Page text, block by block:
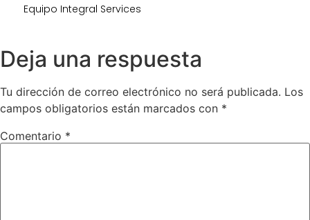
Equipo Integral Services
Deja una respuesta
Tu dirección de correo electrónico no será publicada. Los
campos obligatorios están marcados con *
Comentario *